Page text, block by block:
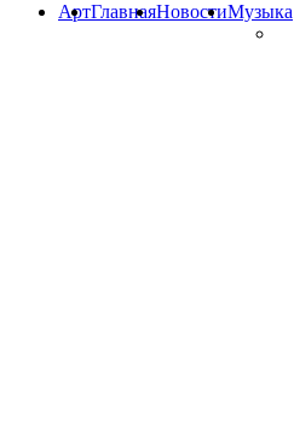
Музыка
Новости
Главная
Арт